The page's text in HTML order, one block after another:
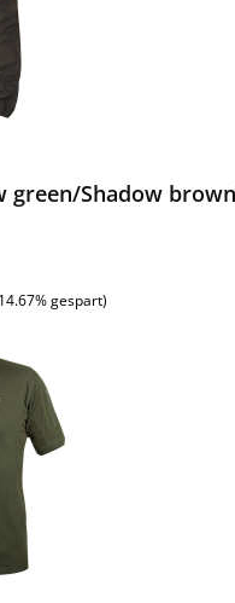
green/Shadow
gespart)